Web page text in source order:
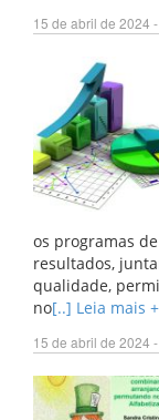
15 de abril de 2024
os programas
resultados,
qualidade,
no[..] Leia mais +
15 de abril de 2024